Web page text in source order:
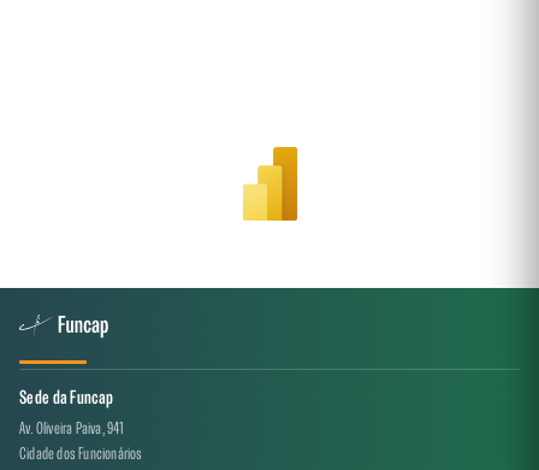
Sede da Funcap
Av. Oliveira Paiva, 941
Cidade dos Funcionários